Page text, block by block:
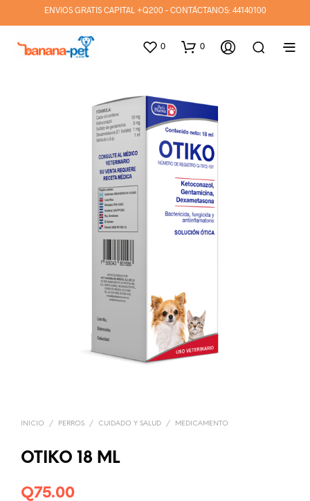
ENVIOS GRATIS CAPITAL +Q200 - CONTÁCTANOS: 44140100
0 0
INICIO / PERROS / CUIDADO Y SALUD / MEDICAMENTO
OTIKO 18 ML
Q75.00